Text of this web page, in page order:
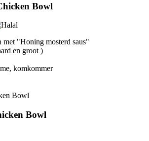
Bowl
"Honing mosterd saus"
en groot )
komkommer
Bowl